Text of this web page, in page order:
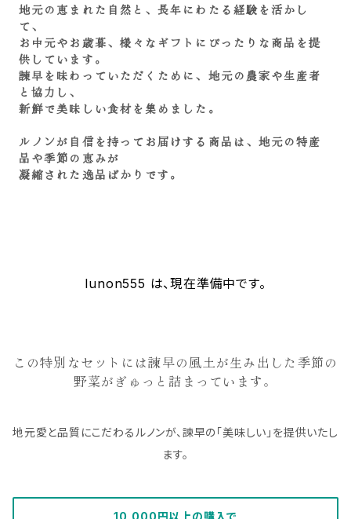
地元の恵まれた自然と、長年にわたる経験を活かし
て、
お中元やお歳暮、様々なギフトにぴったりな商品を提
供しています。
諫早を味わっていただくために、地元の農家や生産者
と協力し、
新鮮で美味しい食材を集めました。
ルノンが自信を持ってお届けする商品は、地元の特産
品や季節の恵みが
凝縮された逸品ばかりです。
lunon555 は、現在準備中です。
この特別なセットには諫早の風土が生み出した季節の
野菜がぎゅっと詰まっています。
地元愛と品質にこだわるルノンが、諫早の「美味しい」を提供いたし
ます。
10,000円以上の購入で